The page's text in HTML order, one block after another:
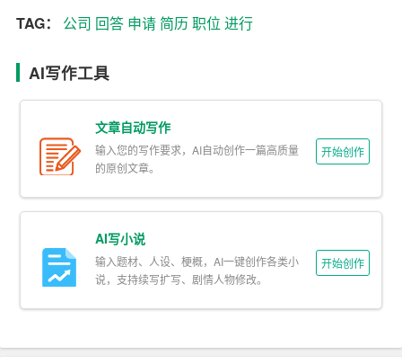
拍照。
二、填写网申表格的注意事项
1. 基本信息准确无误
姓名、联系方式、教育背景等基本信息是网申表格中最基
础的部分，但也最容易出错。务必反复核对，确保信息准
2. 细节决定成败
在填写工作经验、项目经历等部分时，细节至关重要。不
仅要描述清楚你在每个职位上的职责，还要突出你的成就
TAG： 公司 回答 申请 简历职位 进行
AI写作工具
文章自动写作
输入您的写作要求，AI自动创作一篇高质量
的原创文章。
开始创作
AI写小说
输入题材、人设、梗概，AI一键创作各类小
说，支持续写扩写、剧情人物修改。
开始创作